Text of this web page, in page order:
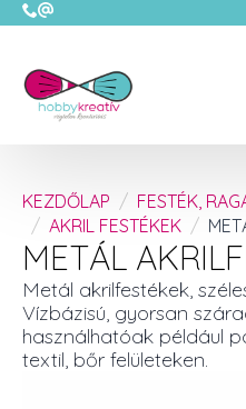
KEZDŐLAP FESTÉK,
AKRIL FESTÉKEK
METÁL
Metál akrilfestékek,
Vízbázisú, gyorsan
használhatóak például
textil, bőr felületeken.